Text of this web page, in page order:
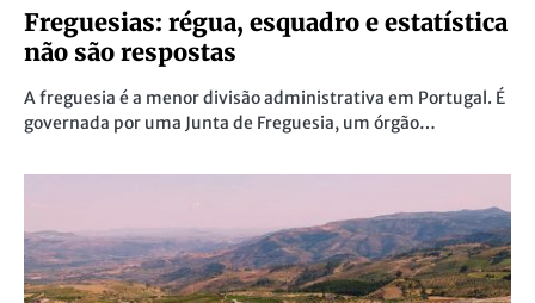
Freguesias: régua, esquadro e estatística
não são respostas
A freguesia é a menor divisão administrativa em Portugal. É
governada por uma Junta de Freguesia, um órgão…